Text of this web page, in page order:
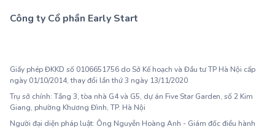
Công ty Cổ phần Early Start
Giấy phép ĐKKD số 0106651756 do Sở Kế hoạch và Đầu tư TP Hà Nội cấp
ngày 01/10/2014, thay đổi lần thứ 3 ngày 13/11/2020
Trụ sở chính: Tầng 3, tòa nhà G4 và G5, dự án Five Star Garden, số 2 Kim
Giang, phường Khương Đình, TP. Hà Nội
Người đại diện pháp luật: Ông Nguyễn Hoàng Anh - Giám đốc điều hành